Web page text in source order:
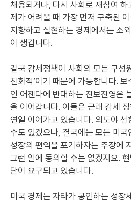
채용되거나, 다시 사회로 재참여
제가 어려울 때 가장 먼저 구축된
지향하고 실현하는 경제에서는 소
이 생깁니다.
결국 감세정책이 사회의 모든 구성
친화적’이기 때문에 가능합니다.
인 어젠다에 반대하는 진보진영은
을 이어갑니다. 이들은 근래 감세
연일 이어가고 있습니다. 의도야
수도 있겠으나, 결국에는 모든 미국
성장의 편익을 포기하자는 주장에
그런 일에 동의할 수는 없겠지요.
단이 요구되고 있습니다.
미국 경제는 자타가 공인하는 성장